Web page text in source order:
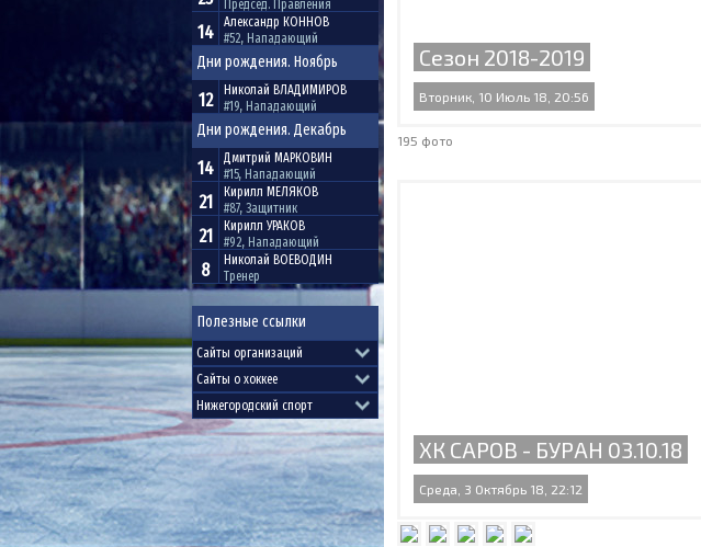
Председ. Правления
14 Александр КОННОВ
#52, Нападающий
Дни рождения. Ноябрь
12 Николай ВЛАДИМИРОВ
#19, Нападающий
Дни рождения. Декабрь
14 Дмитрий МАРКОВИН
#15, Нападающий
21 Кирилл МЕЛЯКОВ
#87, Защитник
21 Кирилл УРАКОВ
#92, Нападающий
8 Николай ВОЕВОДИН
Тренер
Полезные ссылки
Сезон 2018-2019
Вторник, 10 Июль 18, 20:56
195 фото
ХК САРОВ - БУРАН 03.10.18
Среда, 3 Октябрь 18, 22:12